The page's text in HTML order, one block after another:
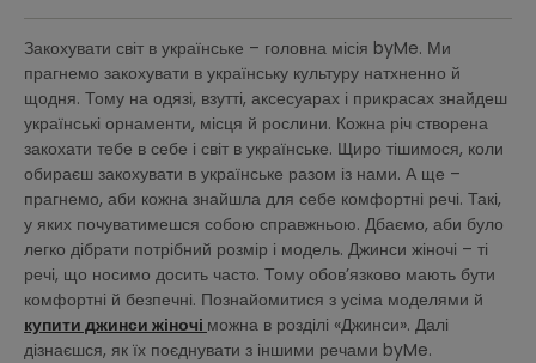
Закохувати світ в українське – головна місія byMe. Ми
прагнемо закохувати в українську культуру натхненно й
щодня. Тому на одязі, взутті, аксесуарах і прикрасах знайдеш
українські орнаменти, місця й рослини. Кожна річ створена
закохати тебе в себе і світ в українське. Щиро тішимося, коли
обираєш закохувати в українське разом із нами. А ще –
прагнемо, аби кожна знайшла для себе комфортні речі. Такі,
у яких почуватимешся собою справжньою. Дбаємо, аби було
легко дібрати потрібний розмір і модель. Джинси жіночі – ті
речі, що носимо досить часто. Тому обов’язково мають бути
комфортні й безпечні. Познайомитися з усіма моделями й
купити джинси жіночі можна в розділі «Джинси». Далі
дізнаєшся, як їх поєднувати з іншими речами byMe.